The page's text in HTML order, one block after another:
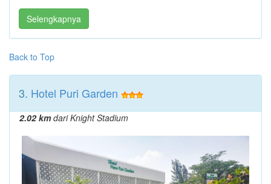
Selengkapnya
Back to Top
3. Hotel Puri Garden
2.02 kmdari Knight Stadium